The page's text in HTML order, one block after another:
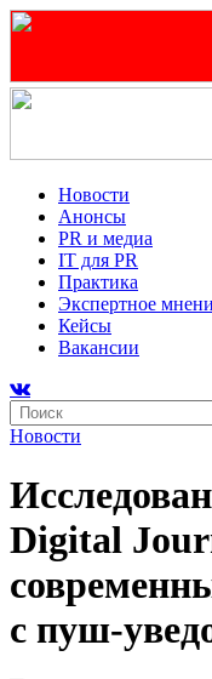
Новости
Анонсы
PR и медиа
IT для PR
Практика
Экспертное
Кейсы
Вакансии
Новости
Digital
с пуш-